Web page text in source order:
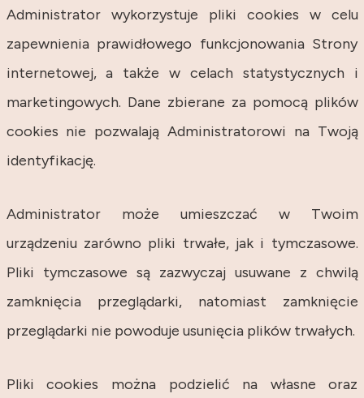
Administrator wykorzystuje pliki cookies w celu
zapewnienia prawidłowego funkcjonowania Strony
internetowej, a także w celach statystycznych i
marketingowych. Dane zbierane za pomocą plików
cookies nie pozwalają Administratorowi na Twoją
identyfikację.
Administrator może umieszczać w Twoim
urządzeniu zarówno pliki trwałe, jak i tymczasowe.
Pliki tymczasowe są zazwyczaj usuwane z chwilą
zamknięcia przeglądarki, natomiast zamknięcie
przeglądarki nie powoduje usunięcia plików trwałych.
Pliki cookies można podzielić na własne oraz